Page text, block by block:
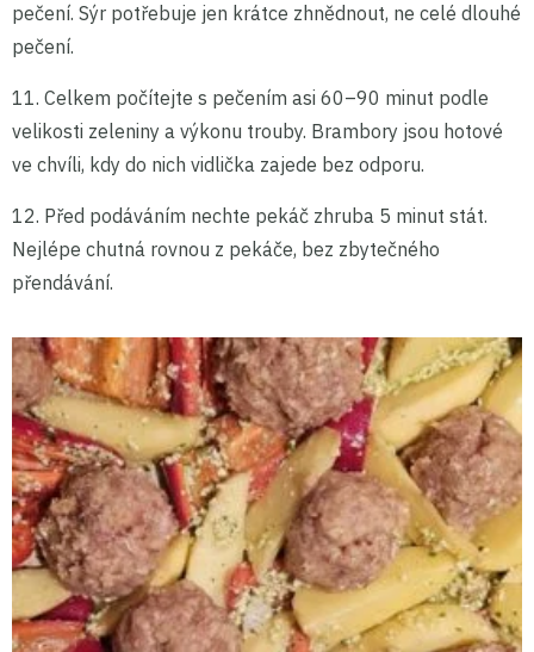
pečení. Sýr potřebuje jen krátce zhnědnout, ne celé dlouhé
pečení.
11. Celkem počítejte s pečením asi 60–90 minut podle
velikosti zeleniny a výkonu trouby. Brambory jsou hotové
ve chvíli, kdy do nich vidlička zajede bez odporu.
12. Před podáváním nechte pekáč zhruba 5 minut stát.
Nejlépe chutná rovnou z pekáče, bez zbytečného
přendávání.